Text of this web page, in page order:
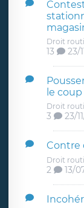
Droit
13 23/
le
Droit
3 23/
Contre
Droit
2 13/